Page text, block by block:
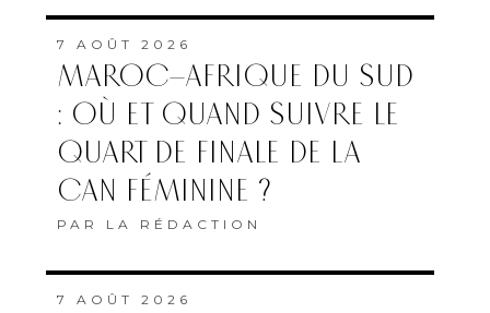
7 AOÛT 2026
MAROC–AFRIQUE DU SUD
: OÙ ET QUAND SUIVRE LE
QUART DE FINALE DE LA
CAN FÉMININE ?
PAR LA RÉDACTION
7 AOÛT 2026